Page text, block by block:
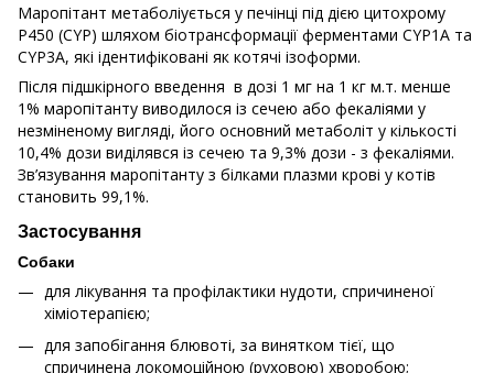
Маропітант метаболіується у печінці під дією цитохрому
Р450 (CYP) шляхом біотрансформації ферментами CYP1A та
CYP3A, які ідентифіковані як котячі ізоформи.
Після підшкірного введення в дозі 1 мг на 1 кг м.т. менше
1% маропітанту виводилоcя із сечею або фекаліями у
незміненому вигляді, його основний метаболіт у кількості
10,4% дози виділявся із сечею та 9,3% дози - з фекаліями.
Зв’язування маропітанту з білками плазми крові у котів
становить 99,1%.
Застосування
Собаки
для лікування та профілактики нудоти, спричиненої
хіміотерапією;
для запобігання блювоті, за винятком тієї, що
спричинена локомоційною (руховою) хворобою;